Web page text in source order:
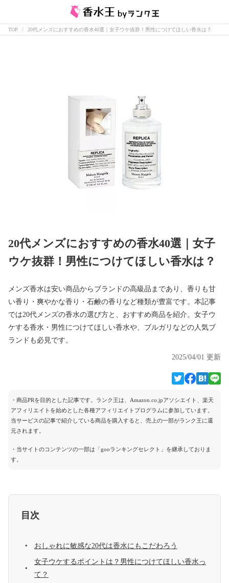
TOP 20代メンズにおすすめの香水40選｜女子ウケ抜群！男性につけてほしい香水は？
20代メンズにおすすめの香水40選｜女子
ウケ抜群！男性につけてほしい香水は？
メンズ香水は安い商品からブランドの高級品まであり、香りも甘
い香り・爽やかな香り・石鹸の香りなど種類が豊富です。本記事
では20代メンズの香水の選び方と、おすすめ商品を紹介。女子ウ
ケする香水・男性につけてほしい香水や、ブルガリなどの人気ブ
ランドも必見です。
2025/04/01 更新
・商品PRを目的とした記事です。ランク王は、Amazon.co.jpアソシエイト、楽天
アフィリエイトを始めとした各種アフィリエイトプログラムに参加しています。
当サービスの記事で紹介している商品を購入すると、売上の一部がランク王に還
元されます。
・当サイトのコンテンツの一部は「gooランキングセレクト」を継承しておりま
す。
目次
おしゃれに敏感な20代は香水にもこだわろう
女子ウケするポイントは？男性につけてほしい香水っ
て？